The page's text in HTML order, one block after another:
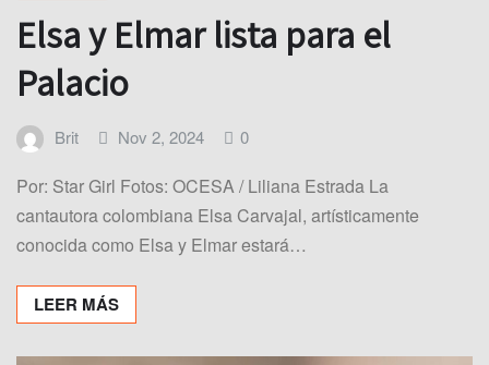
Elsa y Elmar lista para el
Palacio
Brit Nov 2, 2024 0
Por: Star Girl Fotos: OCESA / Liliana Estrada La
cantautora colombiana Elsa Carvajal, artísticamente
conocida como Elsa y Elmar estará…
LEER MÁS